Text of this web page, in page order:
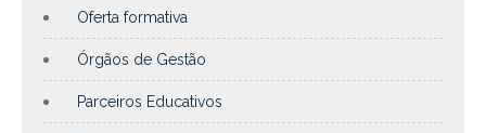
Oferta formativa
Órgãos de Gestão
Parceiros Educativos